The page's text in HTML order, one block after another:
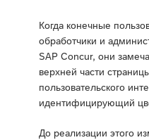
Когда конечные
обработчики и
SAP Concur, они
верхней части
пользовательского
идентифицирующий
До реализации этого